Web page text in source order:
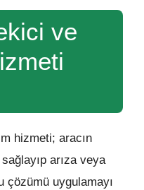
ve
hizmeti; aracın
arıza veya
çözümü uygulamayı